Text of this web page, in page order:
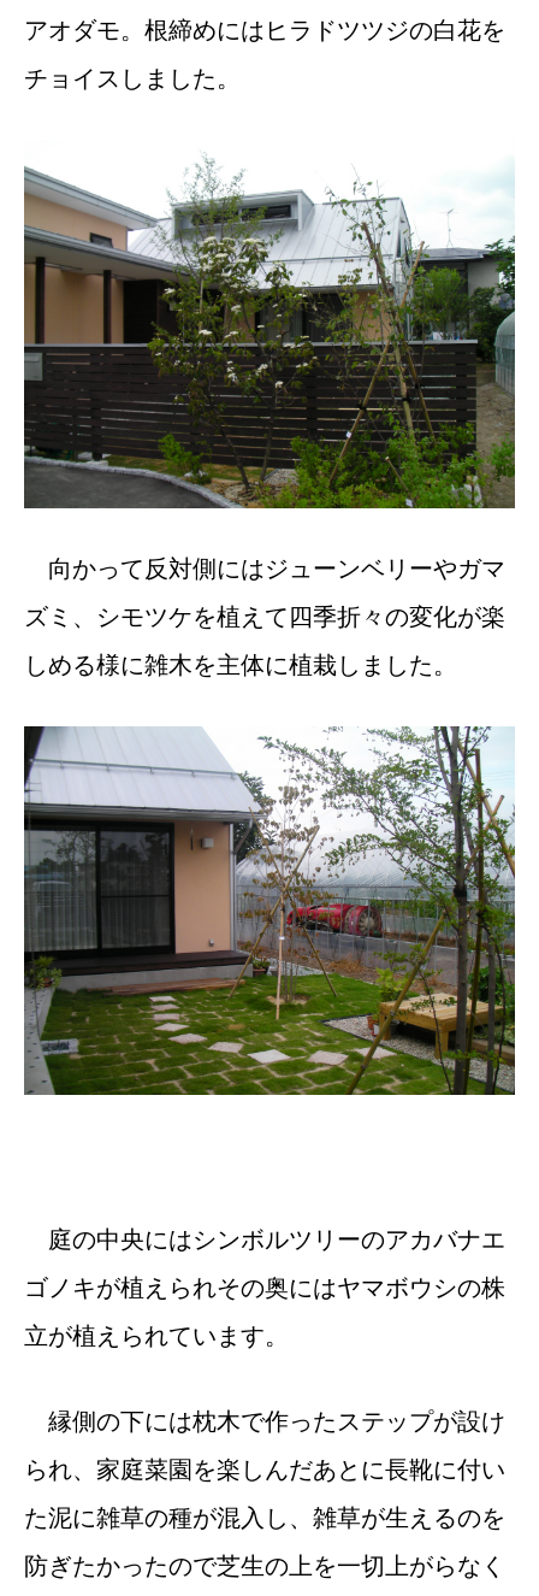
アオダモ。根締めにはヒラドツツジの白花を
チョイスしました。
向かって反対側にはジューンベリーやガマ
ズミ、シモツケを植えて四季折々の変化が楽
しめる様に雑木を主体に植栽しました。
庭の中央にはシンボルツリーのアカバナエ
ゴノキが植えられその奥にはヤマボウシの株
立が植えられています。
縁側の下には枕木で作ったステップが設け
られ、家庭菜園を楽しんだあとに長靴に付い
た泥に雑草の種が混入し、雑草が生えるのを
防ぎたかったので芝生の上を一切上がらなく